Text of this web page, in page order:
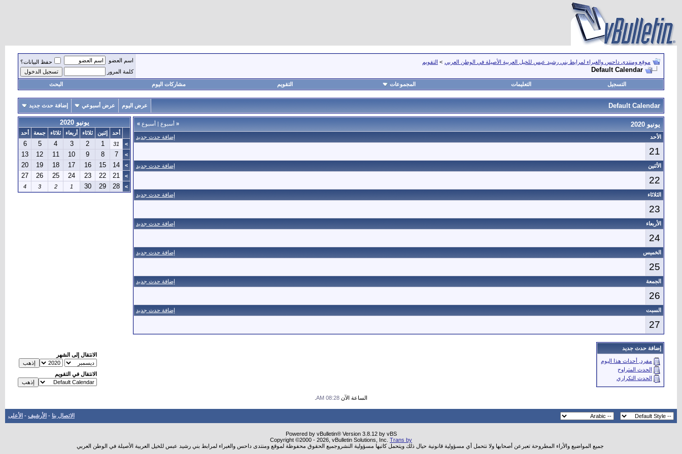
موقع ومنتدى داحس والغبراء لمرابط بني رشيد عبس للخيل العربية الأصيلة في الوطن العربي > التقويم
Default Calendar
اسم العضو
حفظ البيانات؟
كلمة المرور
التسجيل التعليمات المجموعات التقويم مشاركات اليوم البحث
Default Calendar عرض اليوم عرض أسبوعي إضافة حدث جديد
« أسبوع | أسبوع » يونيو 2020
إضافة حدث جديد الأحد
21
إضافة حدث جديد الأثنين
22
إضافة حدث جديد الثلاثاء
23
إضافة حدث جديد الأربعاء
24
إضافة حدث جديد الخميس
25
إضافة حدث جديد الجمعة
26
إضافة حدث جديد السبت
27
يونيو 2020
أحد إثنين ثلاثاء أربعاء ثلاثاء جمعة
أحد
>
31
1
2
3
4
5
6
>
7
8
9
10
11
12
13
>
14
15
16
17
18
19
20
>
21
22
23
24
25
26
27
>
28
29
30
1
2
3
4
إضافة حدث جديد
مفرد, أحداث هذا اليوم
الحدث المتراوح
الحدث التكراري
الانتقال إلى الشهر
الانتقال في التقويم
الساعة الآن 08:28 AM
الاتصال بنا - الأرشيف - الأعلى
Powered by vBulletin® Version 3.8.12 by vBS
Copyright ©2000 - 2026, vBulletin Solutions, Inc. Trans by
جميع المواضيع والأراء المطروحة تعبرعن أصحابها ولا نتحمل أي مسؤولية قانونية حيال ذلك ويتحمل كاتبها مسؤولية النشروجميع الحقوق محفوظة لموقع ومنتدى داحس والغبراء لمرابط بني رشيد عبس للخيل العربية الأصيلة في الوطن العربي